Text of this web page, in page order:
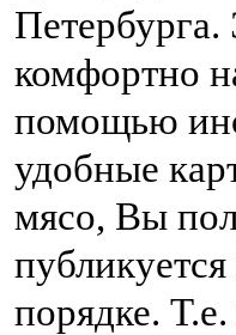
Петербурга.
комфортно
помощью
удобные
мясо, Вы
порядке.